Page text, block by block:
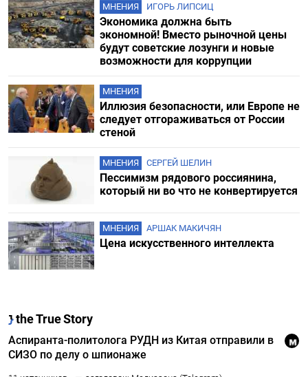
МНЕНИЯ ИГОРЬ ЛИПСИЦ
Экономика должна быть
экономной! Вместо рыночной цены
будут советские лозунги и новые
возможности для коррупции
МНЕНИЯ
Иллюзия безопасности, или Европе не
следует отгораживаться от России
стеной
МНЕНИЯ СЕРГЕЙ ШЕЛИН
Пессимизм рядового россиянина,
который ни во что не конвертируется
МНЕНИЯ АРШАК МАКИЧЯН
Цена искусственного интеллекта